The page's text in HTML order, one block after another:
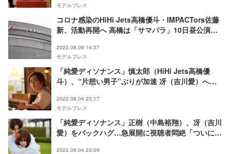
モデルプレス
コロナ感染のHiHi Jets高橋優斗・IMPACTors佐藤
新、活動再開へ 高橋は「サマパラ」10日昼公演か
2022.08.09 14:37
モデルプレス
「純愛ディソナンス」慎太郎（HiHi Jets高橋優
斗）、“片想い男子”ぶりが加速 冴（吉川愛）への
2022.08.04 23:17
モデルプレス
「純愛ディソナンス」正樹（中島裕翔）、冴（吉川
愛）をバックハグ…急展開に視聴者悶絶「ついに」
2022.08.04 23:09